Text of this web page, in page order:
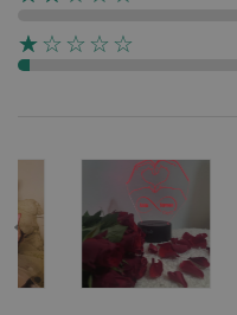
☆☆☆☆☆
★